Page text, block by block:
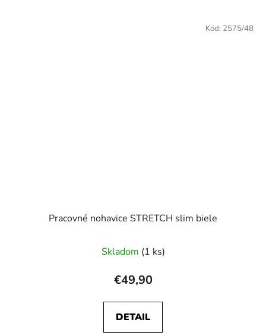
Pracovné nohavice STRETCH slim biele
Skladom (1 ks)
€49,90
DETAIL
Kód: 2575/48